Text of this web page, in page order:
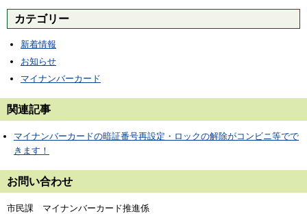
カテゴリー
新着情報
お知らせ
マイナンバーカード
関連記事
マイナンバーカードの暗証番号再設定・ロックの解除がコンビニ等でで
きます！
お問い合わせ
市民課 マイナンバーカード推進係